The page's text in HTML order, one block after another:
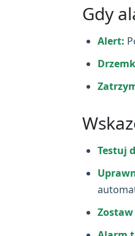
Gdy
Alert:
Testuj